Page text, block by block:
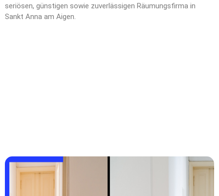
seriösen, günstigen sowie zuverlässigen Räumungsfirma in
Sankt Anna am Aigen.